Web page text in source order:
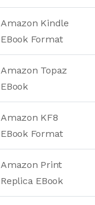
Amazon Kindle
EBook Format
Amazon Topaz
EBook
Amazon KF8
EBook Format
Amazon Print
Replica EBook